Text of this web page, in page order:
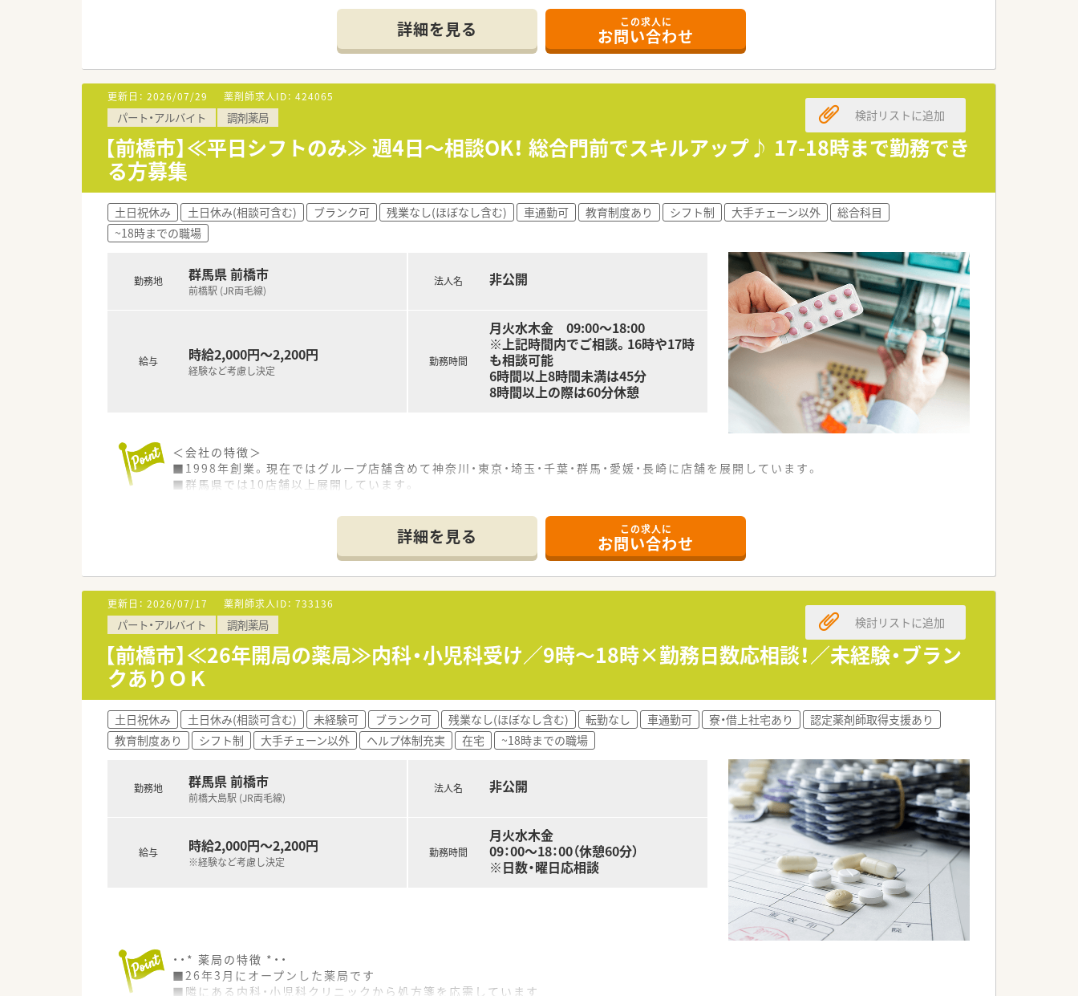
■外来の他に在宅医療にも積極的に対応しております
■関東圏で約10店舗を運営する薬局グループです
■転勤がなく、エリア限定で働きたい方には安心です。
■人間関係を重視しているため離職率が低く、働きやすくアットホームな雰囲気です。
■病院門前とクリニック受け、どちらも運営されている為、幅広く経験できるチャンスがあります
■勉強会に力を入れています。
■在宅にも積極的に取り組んでいます。
詳細を見る この求人に
お問い合わせ
更新日： 2026/07/29 薬剤師求人ID： 424065
パート・アルバイト 調剤薬局
【前橋市】≪平日シフトのみ≫ 週4日～相談OK！ 総合門前でスキルアップ♪ 17-18時まで勤務でき
る方募集
検討リストに追加
土日祝休み 土日休み(相談可含む) ブランク可 残業なし(ほぼなし含む) 車通勤可 教育制度あり シフト制 大手チェーン以外
総合科目
~18時までの職場
勤務地 群馬県 前橋市
前橋駅 (JR両毛線)
給与 時給2,000円～2,200円
経験など考慮し決定
法人名 非公開
勤務時間
月火水木金 09:00～18:00
※上記時間内でご相談。16時や17時
も相談可能
6時間以上8時間未満は45分
8時間以上の際は60分休憩
＜会社の特徴＞
■1998年創業。現在ではグループ店舗含めて神奈川・東京・埼玉・千葉・群馬・愛媛・長崎に店舗を展開しています。
■群馬県では10店舗以上展開しています。
■会社として「人を育てていきたい」という姿勢があります。近隣店舗とのコミュニケーションを設けており、相談しやすい環境なのも
■年度別売上推移（調剤部門・小売部門）は順調に成長しており、経営は安定しています。
■研修制度に力を入れており、グループ内の薬剤師さん同士の情報共有に力をいれています。
■新卒採用実績もあります。OJT制度、個別の教育体制、合同研修会、勉強会など、プロ育成のための様々な体制が整っています。
＜店舗の特徴＞
■前橋市の総合病院門前に位置する調剤薬局です。
■平日18時までの開局となります。
■処方箋枚数は1日40枚程度で、薬剤師1-2名体制にて対応されています。
詳細を見る この求人に
お問い合わせ
更新日： 2026/07/17 薬剤師求人ID： 733136
パート・アルバイト 調剤薬局
【前橋市】≪26年開局の薬局≫内科・小児科受け／9時～18時×勤務日数応相談！／未経験・ブラン
クありＯＫ
検討リストに追加
土日祝休み 土日休み(相談可含む) 未経験可 ブランク可 残業なし(ほぼなし含む) 転勤なし 車通勤可 寮・借上社宅あり
認定薬剤師取得支援あり
教育制度あり
シフト制 大手チェーン以外 ヘルプ体制充実 在宅 ~18時までの職場
勤務地 群馬県 前橋市
前橋大島駅 (JR両毛線)
給与 時給2,000円～2,200円
※経験など考慮し決定
法人名 非公開
勤務時間
月火水木金
09：00～18：00（休憩60分）
※日数・曜日応相談
・・* 薬局の特徴 *・・
■26年3月にオープンした薬局です
■隣にある内科・小児科クリニックから処方箋を応需しています